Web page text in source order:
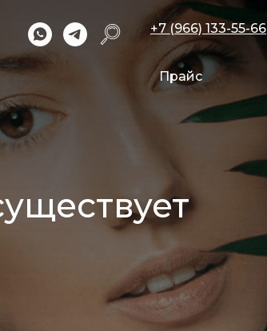
+7 (966) 133-55-66
Прайс